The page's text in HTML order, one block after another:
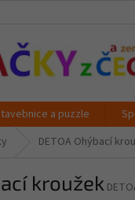
a puzzle
DETOA Ohýbací
kroužek